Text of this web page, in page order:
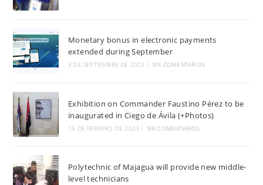
Monetary bonus in electronic payments
extended during September
3 DE SEPTIEMBRE DE 2023 / SIN COMENTARIOS
Exhibition on Commander Faustino Pérez to be
inaugurated in Ciego de Ávila (+Photos)
15 DE FEBRERO DE 2023 / SIN COMENTARIOS
Polytechnic of Majagua will provide new middle-
level technicians